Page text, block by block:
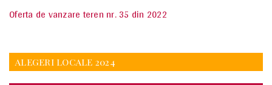
ON
Oferta de vanzare teren nr. 35 din 2022
ALEGERI LOCALE 2024